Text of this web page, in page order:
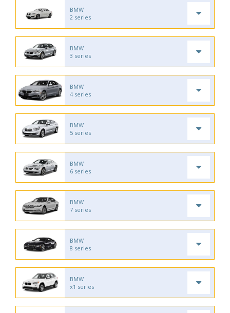
BMW
2 series
BMW
3 series
BMW
4 series
BMW
5 series
BMW
6 series
BMW
7 series
BMW
8 series
BMW
x1 series